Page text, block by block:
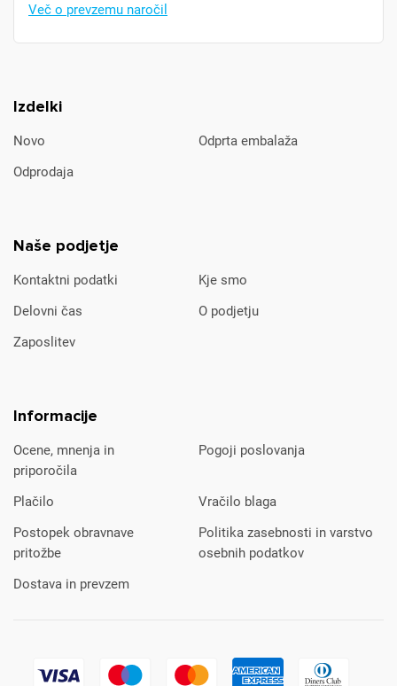
Izdelki
Novo
Odprta embalaža
Odprodaja
Naše podjetje
Kontaktni podatki
Kje smo
Delovni čas
O podjetju
Zaposlitev
Informacije
Ocene, mnenja in
priporočila
Pogoji poslovanja
Plačilo
Vračilo blaga
Postopek obravnave
pritožbe
Politika zasebnosti in varstvo
osebnih podatkov
Dostava in prevzem
Več o prevzemu naročil